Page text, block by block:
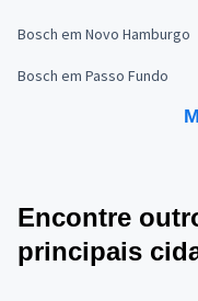
Bosch em Novo Hamburgo
Bosch em Passo Fundo
Encontre
principais